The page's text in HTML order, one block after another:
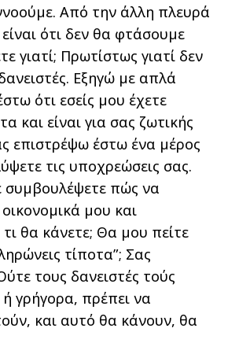
Από την άλλη πλευρά
ότι δεν θα φτάσουμε
γιατί; Πρωτίστως γιατί δεν
Εξηγώ με απλά
ότι εσείς μου έχετε
και είναι για σας ζωτικής
επιστρέψω έστω ένα μέρος
τις υποχρεώσεις σας.
συμβουλέψετε πώς να
μου και
θα κάνετε; Θα μου πείτε
τίποτα”; Σας
τους δανειστές τούς
γρήγορα, πρέπει να
και αυτό θα κάνουν, θα